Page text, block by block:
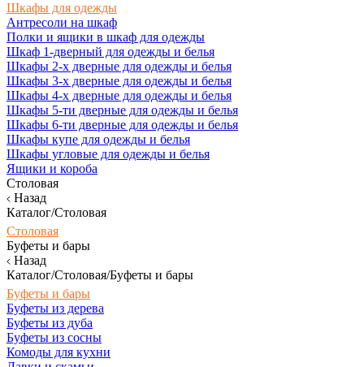
Шкафы для одежды
Антресоли на шкаф
Полки и ящики в шкаф для одежды
Шкаф 1-дверный для одежды и белья
Шкафы 2-х дверные для одежды и белья
Шкафы 3-х дверные для одежды и белья
Шкафы 4-х дверные для одежды и белья
Шкафы 5-ти дверные для одежды и белья
Шкафы 6-ти дверные для одежды и белья
Шкафы купе для одежды и белья
Шкафы угловые для одежды и белья
Ящики и короба
Столовая
Назад
Каталог/Столовая
Столовая
Буфеты и бары
Назад
Каталог/Столовая/Буфеты и бары
Буфеты и бары
Буфеты из дерева
Буфеты из дуба
Буфеты из сосны
Комоды для кухни